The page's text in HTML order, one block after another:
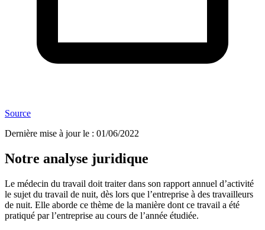
Source
Dernière mise à jour le : 01/06/2022
Notre analyse juridique
Le médecin du travail doit traiter dans son rapport annuel d’activité
le sujet du travail de nuit, dès lors que l’entreprise à des travailleurs
de nuit. Elle aborde ce thème de la manière dont ce travail a été
pratiqué par l’entreprise au cours de l’année étudiée.